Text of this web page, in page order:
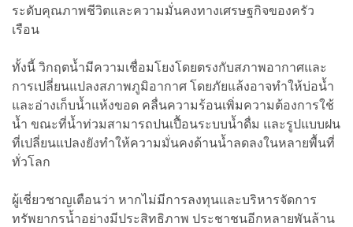
ระดับคุณภาพชีวิตและความมั่นคงทางเศรษฐกิจของครัว
เรือน
ทั้งนี้ วิกฤตน้ำมีความเชื่อมโยงโดยตรงกับสภาพอากาศและ
การเปลี่ยนแปลงสภาพภูมิอากาศ โดยภัยแล้งอาจทำให้บ่อน้ำ
และอ่างเก็บน้ำแห้งขอด คลื่นความร้อนเพิ่มความต้องการใช้
น้ำ ขณะที่น้ำท่วมสามารถปนเปื้อนระบบน้ำดื่ม และรูปแบบฝน
ที่เปลี่ยนแปลงยังทำให้ความมั่นคงด้านน้ำลดลงในหลายพื้นที่
ทั่วโลก
ผู้เชี่ยวชาญเตือนว่า หากไม่มีการลงทุนและบริหารจัดการ
ทรัพยากรน้ำอย่างมีประสิทธิภาพ ประชาชนอีกหลายพันล้าน